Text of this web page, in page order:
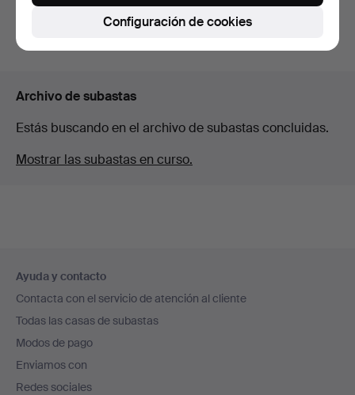
Suscribir búsqueda
Archivo de subastas
Estás buscando en el archivo de subastas concluidas.
Mostrar las subastas en curso.
en
el
pie
de
página
Ayuda y contacto
Contacta con el servicio de atención al cliente
Todas las casas de subastas
Modos de pago
Enviamos con
Redes sociales
Configuración de cookies